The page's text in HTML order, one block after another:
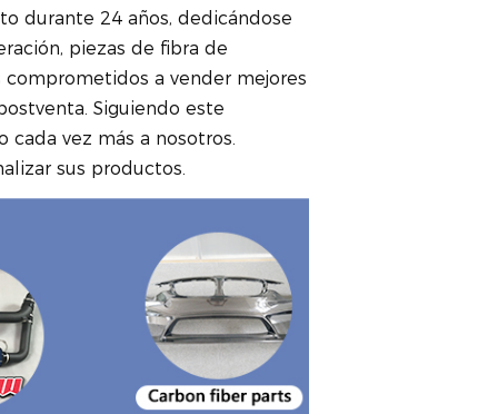
durante 24 años, dedicándose
piezas de fibra de
a vender mejores
Siguiendo este
vez más a nosotros.
sus productos.